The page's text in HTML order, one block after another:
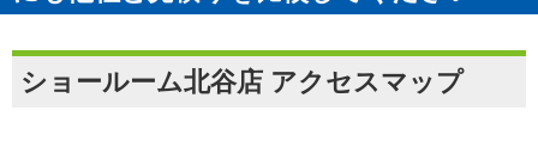
ショールーム北谷店 アクセスマップ